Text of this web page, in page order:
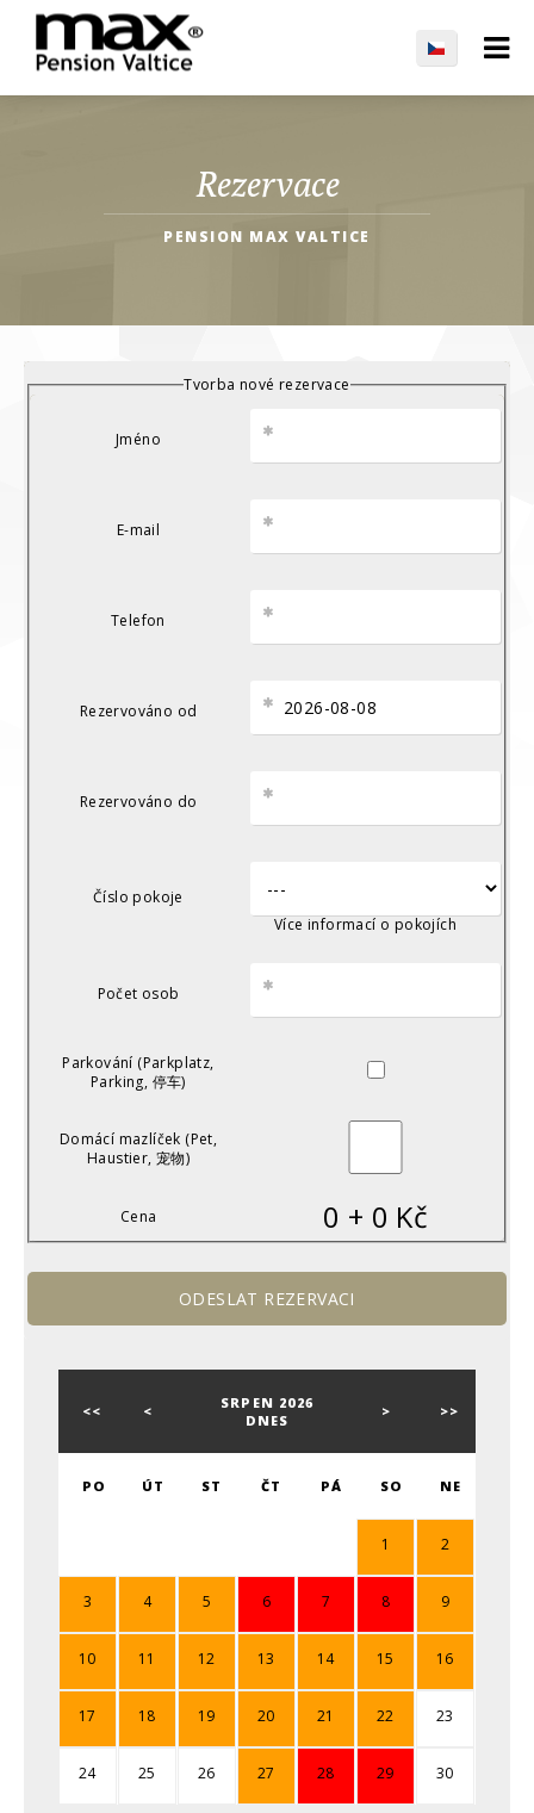
Rezervace
PENSION MAX VALTICE
Tvorba nové rezervace
Jméno
E-mail
Telefon
Rezervováno od
Rezervováno do
Číslo pokoje
Více informací o pokojích
Počet osob
Parkování (Parkplatz,
Parking, 停车)
Domácí mazlíček (Pet,
Haustier, 宠物)
Cena 0 + 0 Kč
<< <
SRPEN 2026
DNES
> >>
PO ÚT ST ČT PÁ SO NE
1 2
3 4 5 6 7 8 9
10 11 12 13 14 15 16
17 18 19 20 21 22 23
24 25 26 27 28 29 30